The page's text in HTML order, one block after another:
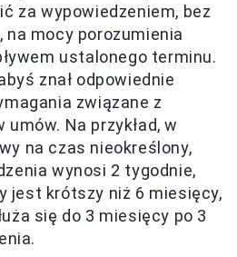
za wypowiedzeniem, bez
na mocy porozumienia
ustalonego terminu.
znał odpowiednie
związane z
Na przykład, w
na czas nieokreślony,
wynosi 2 tygodnie,
jest krótszy niż 6 miesięcy,
się do 3 miesięcy po 3